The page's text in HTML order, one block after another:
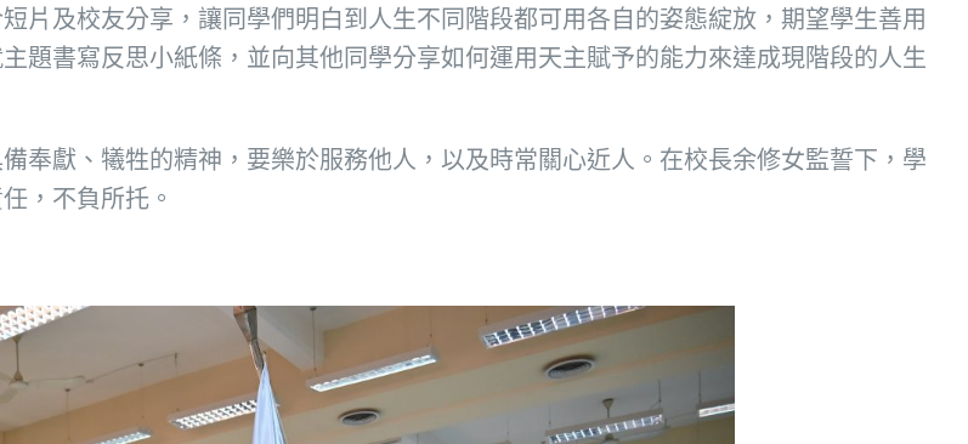
片及校友分享，讓同學們明白到人生不同階段都可用各自的姿態綻放，期望學生善用
題書寫反思小紙條，並向其他同學分享如何運用天主賦予的能力來達成現階段的人生
奉獻、犧牲的精神，要樂於服務他人，以及時常關心近人。在校長余修女監誓下，學
，不負所托。